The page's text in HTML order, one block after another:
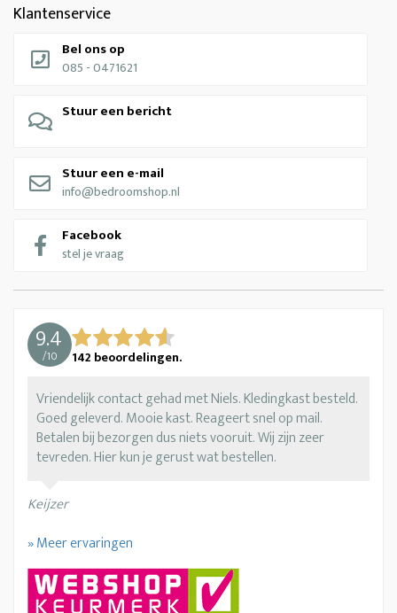
Klantenservice
Bel ons op
085 - 0471621
Stuur een bericht
Stuur een e-mail
info@bedroomshop.nl
Facebook
stel je vraag
9.4
/10 142 beoordelingen.
Vriendelijk contact gehad met Niels. Kledingkast besteld.
Goed geleverd. Mooie kast. Reageert snel op mail.
Betalen bij bezorgen dus niets vooruit. Wij zijn zeer
tevreden. Hier kun je gerust wat bestellen.
Keijzer
» Meer ervaringen